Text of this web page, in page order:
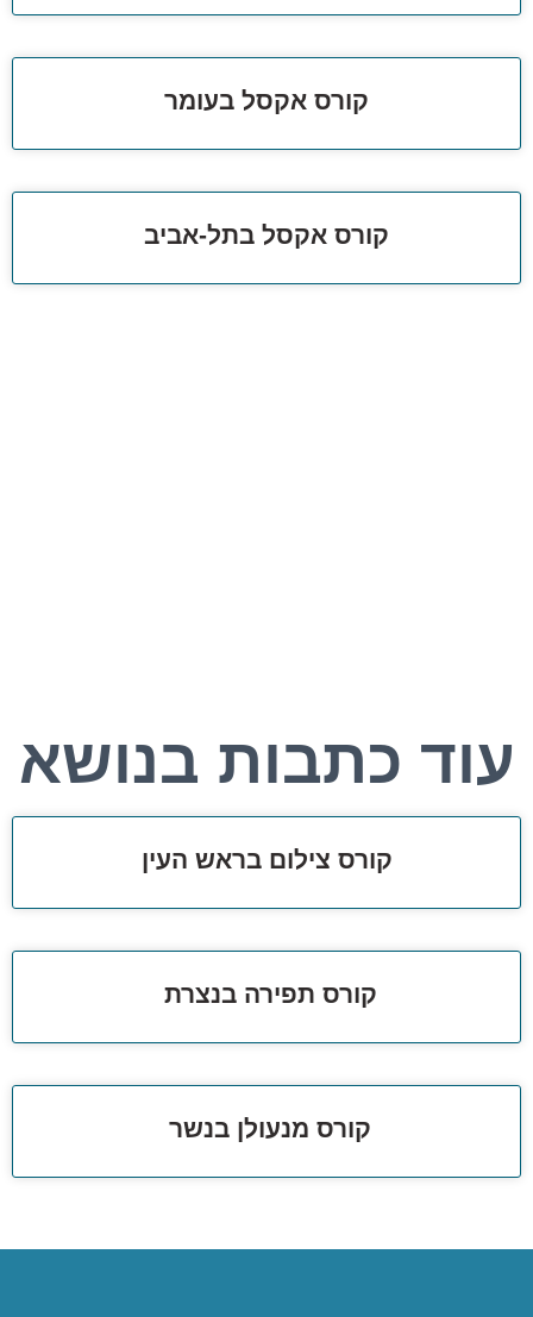
קורס אקסל בעומר
קורס אקסל בתל-אביב
עוד כתבות בנושא
קורס צילום בראש העין
קורס תפירה בנצרת
קורס מנעולן בנשר